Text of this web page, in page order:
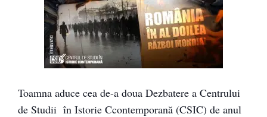
Toamna aduce cea de-a doua Dezbatere a Centrului
de Studii în Istorie Ccontemporană (CSIC) de anul